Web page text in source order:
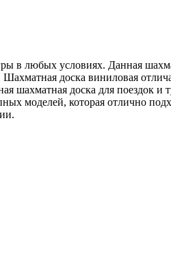
любых условиях. Данная
доска виниловая
шахматная доска для поездок
моделей, которая отлично